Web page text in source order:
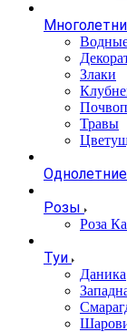
Злаки
Травы
Розы
Роза
Туи
Даника